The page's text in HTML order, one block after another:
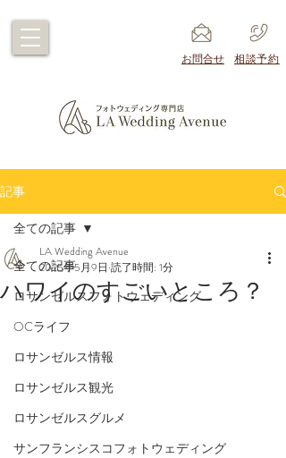
​お問合せ ​相談予約
記事
全ての記事
ロサンゼルスフォトウェディング
OCライフ
ロサンゼルス情報
ロサンゼルス観光
ロサンゼルスグルメ
サンフランシスコフォトウェディング
全ての記事
ハワイのすごいところ？
LA Wedding Avenue
2025年5月9日 読了時間: 1分